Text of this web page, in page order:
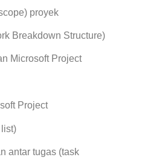
proyek
Breakdown Structure)
Microsoft Project
Project
antar tugas (task